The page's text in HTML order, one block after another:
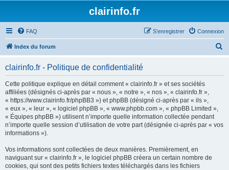
clairinfo.fr
FAQ Connexion
S’enregistrer
Index du forum
clairinfo.fr - Politique de confidentialité
Cette politique explique en détail comment « clairinfo.fr » et ses sociétés
affiliées (désignés ci-après par « nous », « notre », « nos », « clairinfo.fr »,
« https://www.clairinfo.fr/phpBB3 ») et phpBB (désigné ci-après par « ils »,
« eux », « leur », « logiciel phpBB », « www.phpbb.com », « phpBB Limited »,
« Équipes phpBB ») utilisent n’importe quelle information collectée pendant
n’importe quelle session d’utilisation de votre part (désignée ci-après par « vos
informations »).
Vos informations sont collectées de deux manières. Premièrement, en
naviguant sur « clairinfo.fr », le logiciel phpBB créera un certain nombre de
cookies, qui sont des petits fichiers textes téléchargés dans les fichiers